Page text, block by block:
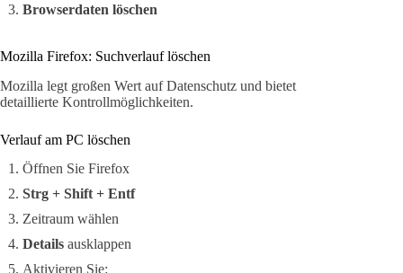
Browserdaten löschen
Mozilla Firefox: Suchverlauf löschen
Mozilla legt großen Wert auf Datenschutz und bietet
detaillierte Kontrollmöglichkeiten.
Verlauf am PC löschen
Öffnen Sie Firefox
Strg + Shift + Entf
Zeitraum wählen
Details ausklappen
Aktivieren Sie: